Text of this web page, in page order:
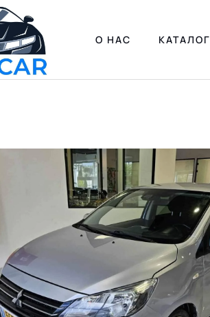
О НАС КАТАЛОГ